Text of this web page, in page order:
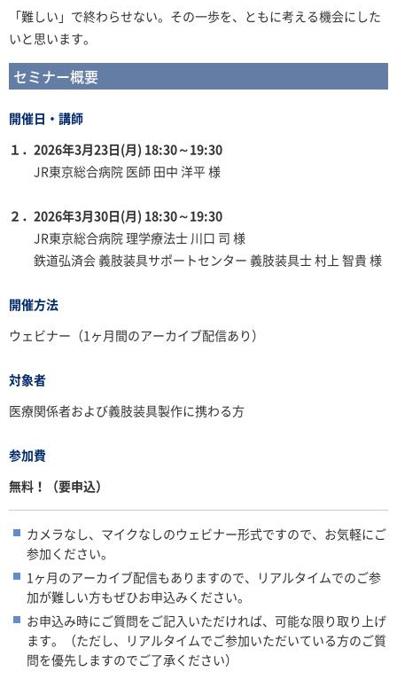
「難しい」で終わらせない。その一歩を、ともに考える機会にした
いと思います。
セミナー概要
開催日・講師
１．2026年3月23日(月) 18:30～19:30
JR東京総合病院 医師 田中 洋平 様
２．2026年3月30日(月) 18:30～19:30
JR東京総合病院 理学療法士 川口 司 様
鉄道弘済会 義肢装具サポートセンター 義肢装具士 村上 智貴 様
開催方法
ウェビナー（1ヶ月間のアーカイブ配信あり）
対象者
医療関係者および義肢装具製作に携わる方
参加費
無料！（要申込）
カメラなし、マイクなしのウェビナー形式ですので、お気軽にご
参加ください。
1ヶ月のアーカイブ配信もありますので、リアルタイムでのご参
加が難しい方もぜひお申込みください。
お申込み時にご質問をご記入いただければ、可能な限り取り上げ
ます。（ただし、リアルタイムでご参加いただいている方のご質
問を優先しますのでご了承ください）